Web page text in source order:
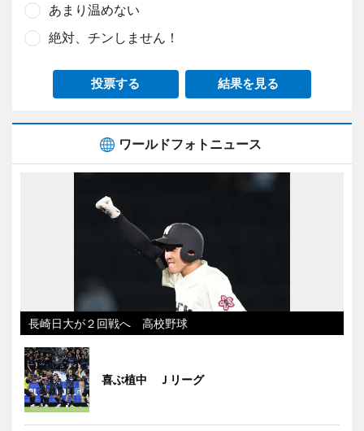
あまり温めない
絶対、チンしません！
投票する 結果を見る
ワールドフォトニュース
長崎日大が２回戦へ 高校野球
喜ぶ植中 Ｊリーグ